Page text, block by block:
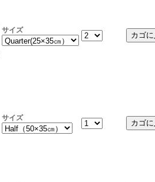
サイズ
サイズ